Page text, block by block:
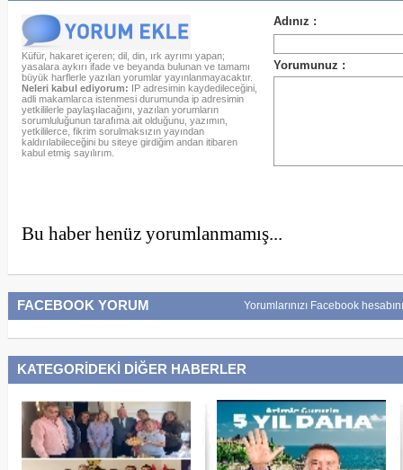
Küfür, hakaret içeren; dil, din, ırk ayrımı yapan;
yasalara aykırı ifade ve beyanda bulunan ve tamamı
büyük harflerle yazılan yorumlar yayınlanmayacaktır.
Neleri kabul ediyorum: IP adresimin kaydedileceğini,
adli makamlarca istenmesi durumunda ip adresimin
yetkililerle paylaşılacağını, yazılan yorumların
sorumluluğunun tarafıma ait olduğunu, yazımın,
yetkililerce, fikrim sorulmaksızın yayından
kaldırılabileceğini bu siteye girdiğim andan itibaren
kabul etmiş sayılırım.
Bu haber henüz yorumlanmamış...
FACEBOOK YORUM Yorumlarınızı Facebook
KATEGORİDEKİ DİĞER HABERLER